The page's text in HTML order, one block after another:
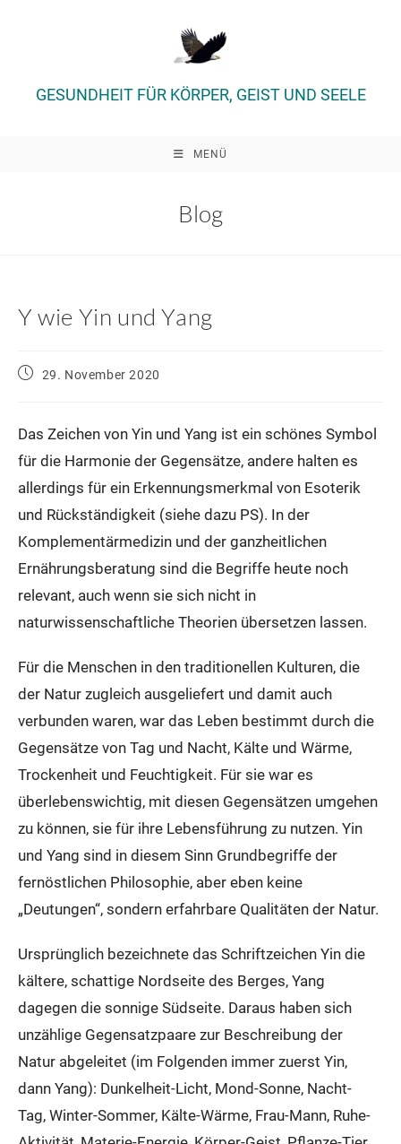
GESUNDHEIT FÜR KÖRPER, GEIST UND SEELE
MENÜ
Blog
Y wie Yin und Yang
Beitrag29. November 2020
Das Zeichen von Yin und Yang ist ein schönes Symbol
für die Harmonie der Gegensätze, andere halten es
allerdings für ein Erkennungsmerkmal von Esoterik
und Rückständigkeit (siehe dazu PS). In der
Komplementärmedizin und der ganzheitlichen
Ernährungsberatung sind die Begriffe heute noch
relevant, auch wenn sie sich nicht in
naturwissenschaftliche Theorien übersetzen lassen.
Für die Menschen in den traditionellen Kulturen, die
der Natur zugleich ausgeliefert und damit auch
verbunden waren, war das Leben bestimmt durch die
Gegensätze von Tag und Nacht, Kälte und Wärme,
Trockenheit und Feuchtigkeit. Für sie war es
überlebenswichtig, mit diesen Gegensätzen umgehen
zu können, sie für ihre Lebensführung zu nutzen. Yin
und Yang sind in diesem Sinn Grundbegriffe der
fernöstlichen Philosophie, aber eben keine
„Deutungen“, sondern erfahrbare Qualitäten der Natur.
Ursprünglich bezeichnete das Schriftzeichen Yin die
kältere, schattige Nordseite des Berges, Yang
dagegen die sonnige Südseite. Daraus haben sich
unzählige Gegensatzpaare zur Beschreibung der
Natur abgeleitet (im Folgenden immer zuerst Yin,
dann Yang): Dunkelheit-Licht, Mond-Sonne, Nacht-
Tag, Winter-Sommer, Kälte-Wärme, Frau-Mann, Ruhe-